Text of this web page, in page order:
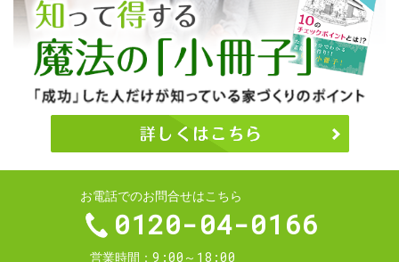
お電話でのお問合せはこちら
0120-04-0166
営業時間 9:00～18:00